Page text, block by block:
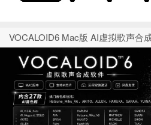
VOCALOID6 Mac版 AI虚拟歌声合